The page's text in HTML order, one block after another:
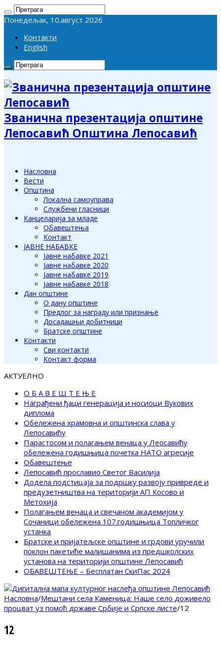
Понедељак, 10.август 2026
Контакти
English
Званична презентација општине
Лепосавић Општина Лепосавић
Насловна
Вести
Општина
Локална самоуправа
Службени гласници
Канцеларија за младе
Обавештења
Контакт
ЈАВНЕ НАБАВКЕ
Јавне набавке 2021
Јавне набавке 2020
Јавне набавке 2019
Јавне набавке 2018
Дан општине
О дану општине
Предлог за награду или признање
Досадашњи добитници
Братске општине
Контакти
Сви контакти
Контакт форма
АКТУЕЛНО
О Б А В Е Ш Т Е Њ Е
Награђени ђаци генерација и носиоци Вукових
диплома
Обележена храмовна и општинска слава у
Лепосавићу
Парастосом и полагањем венаца у Леосавићу
обележена годишњица почетка НАТО агресије
Обавештење
Лепосавић прославио Светог Василија
Додела подстицаја за подршку развоју привреде и
предузетништва на територији АП Косово и
Метохија
Полагањем венаца и свечаном академијом у
Сочаници обележена 107.годишњица Топличког
устанка
Братске и пријатељске општине и грдови уручили
поклон пакетиће малишанима из предшколских
установа на територији општине Лепосавић
ОБАВЕШТЕЊЕ – Бесплатан СкиПас 2024
Насловна/Мештани села Каменица: Наше село доживело
процват уз помоћ државе Србије и Српске листе/12
12